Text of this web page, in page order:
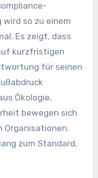
so zu einem
Es zeigt, dass
kurzfristigen
für seinen
Ökologie,
bewegen sich
zum Standard,